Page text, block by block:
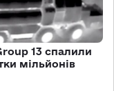
13 спалили
мільйонів